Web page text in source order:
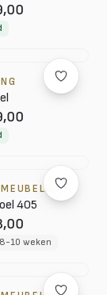
405
10 weken